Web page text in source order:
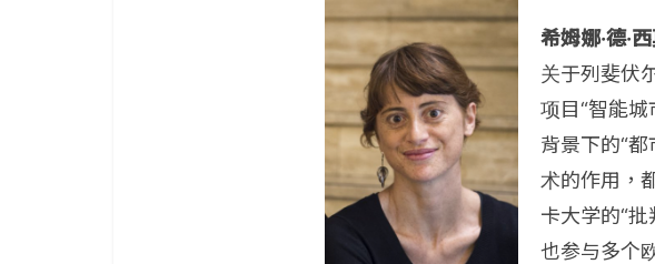
希姆娜·德·
关于列斐伏
项目“智能
背景下的“
术的作用，
卡大学的“
也参与多个